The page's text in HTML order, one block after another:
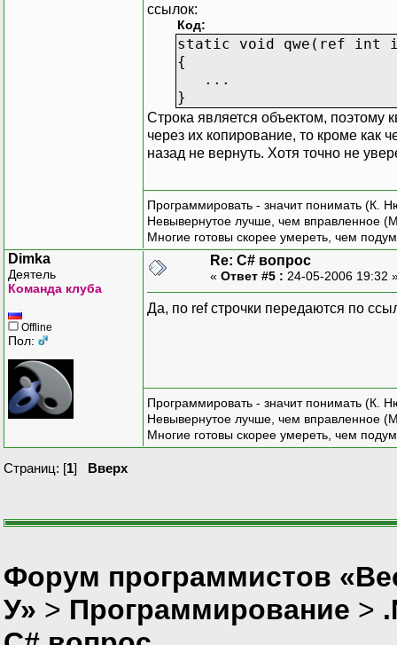
ссылок:
Код:
static void qwe(ref int
{
...
}
Строка является объектом, поэтому
через их копирование, то кроме как
назад не вернуть. Хотя точно не
Программировать - значит понимать (К.
Невывернутое лучше, чем вправленное
Многие готовы скорее умереть, чем
Dimka
Деятель
Команда клуба
Offline
Пол:
Re: C# вопрос
« Ответ #5 : 24-05-2006 19:32
Да, по ref строчки передаются по
Программировать - значит понимать (К.
Невывернутое лучше, чем вправленное
Многие готовы скорее умереть, чем
Страниц: [1] Вверх
Форум программистов
У» > Программирование >